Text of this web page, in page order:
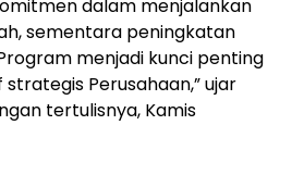
dalam menjalankan
sementara peningkatan
menjadi kunci penting
Perusahaan,” ujar
tertulisnya, Kamis